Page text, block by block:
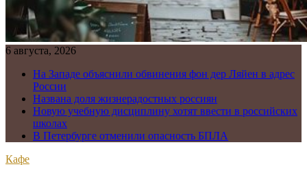
6 августа, 2026
На Западе объяснили обвинения фон дер Ляйен в адрес
России
Названа доля жизнерадостных россиян
Новую учебную дисциплину хотят ввести в российских
школах
В Петербурге отменили опасность БПЛА
Кафе